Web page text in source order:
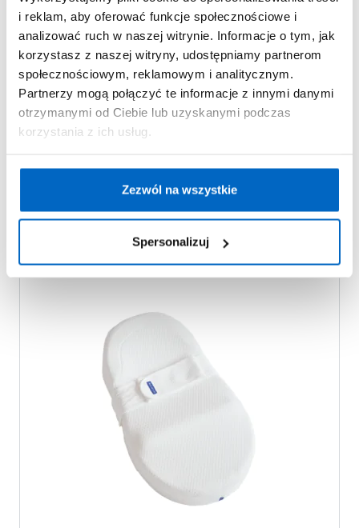
i reklam, aby oferować funkcje społecznościowe i
analizować ruch w naszej witrynie. Informacje o tym, jak
korzystasz z naszej witryny, udostępniamy partnerom
społecznościowym, reklamowym i analitycznym.
Partnerzy mogą połączyć te informacje z innymi danymi
otrzymanymi od Ciebie lub uzyskanymi podczas
korzystania z ich usług.
Zezwól na wszystkie
Spersonalizuj